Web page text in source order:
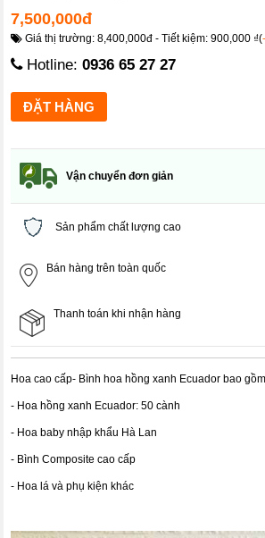
7,500,000đ
Giá thị trường: 8,400,000đ - Tiết kiệm: 900,000 ₫(
Hotline:0936 65 27 27
Vận chuyển đơn giản
Sản phẩm chất lượng cao
Bán hàng trên toàn quốc
Thanh toán khi nhận hàng
Hoa cao cấp- Bình hoa hồng xanh Ecuador bao
- Hoa hồng xanh Ecuador: 50 cành
- Hoa baby nhập khẩu Hà Lan
- Bình Composite cao cấp
- Hoa lá và phụ kiện khác